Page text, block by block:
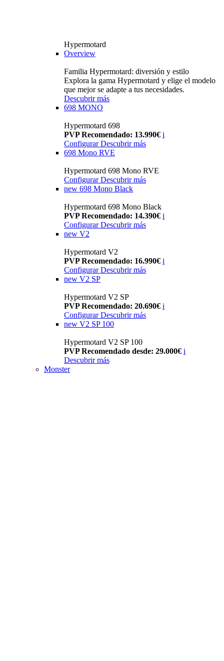
Hypermotard
Overview
Familia Hypermotard: diversión y estilo
Explora la gama Hypermotard y elige el modelo
que mejor se adapte a tus necesidades.
Descubrir más
698 MONO
Hypermotard 698
PVP Recomendado: 13.990€ i
ConfigurarDescubrir más
698 Mono RVE
Hypermotard 698 Mono RVE
Configurar Descubrir más
new 698 Mono Black
Hypermotard 698 Mono Black
PVP Recomendado: 14.390€ i
Configurar Descubrir más
new V2
Hypermotard V2
PVP Recomendado: 16.990€ i
Configurar Descubrir más
new V2 SP
Hypermotard V2 SP
PVP Recomendado: 20.690€ i
Configurar Descubrir más
new V2 SP 100
Hypermotard V2 SP 100
PVP Recomendado desde: 29.000€ i
Descubrir más
Monster